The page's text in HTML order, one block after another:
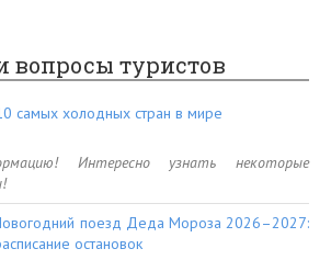
вопросы туристов
самых холодных стран в мире
Интересно узнать некоторые
поезд Деда Мороза 2026–2027:
остановок